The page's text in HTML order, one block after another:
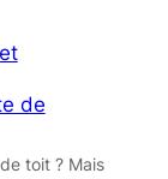
de
toit ? Mais